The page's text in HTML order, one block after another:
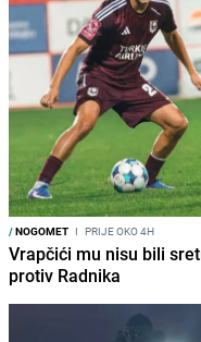
/NOGOMET I PRIJE OKO 4H
Vrapčići mu nisu bili
protiv Radnika